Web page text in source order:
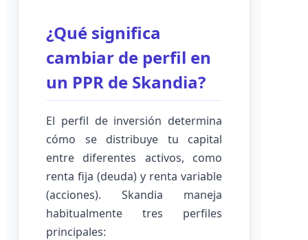
¿Qué significa
cambiar de perfil en
un PPR de Skandia?
El perfil de inversión determina
cómo se distribuye tu capital
entre diferentes activos, como
renta fija (deuda) y renta variable
(acciones). Skandia maneja
habitualmente tres perfiles
principales: